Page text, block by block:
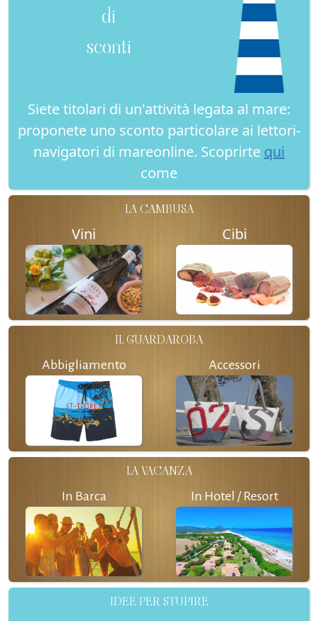
di
sconti
Siete titolari di un'attività legata al mare:
proponete uno sconto particolare ai lettori-
navigatori di mareonline. Scoprirte qui
come
LA CAMBUSA
Vini Cibi
IL GUARDAROBA
Abbigliamento Accessori
LA VACANZA
In Barca In Hotel / Resort
IDEE PER STUPIRE